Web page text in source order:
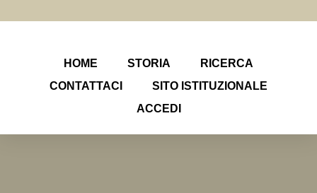
HOME STORIA
RICERCA
CONTATTACI
SITO ISTITUZIONALE
ACCEDI